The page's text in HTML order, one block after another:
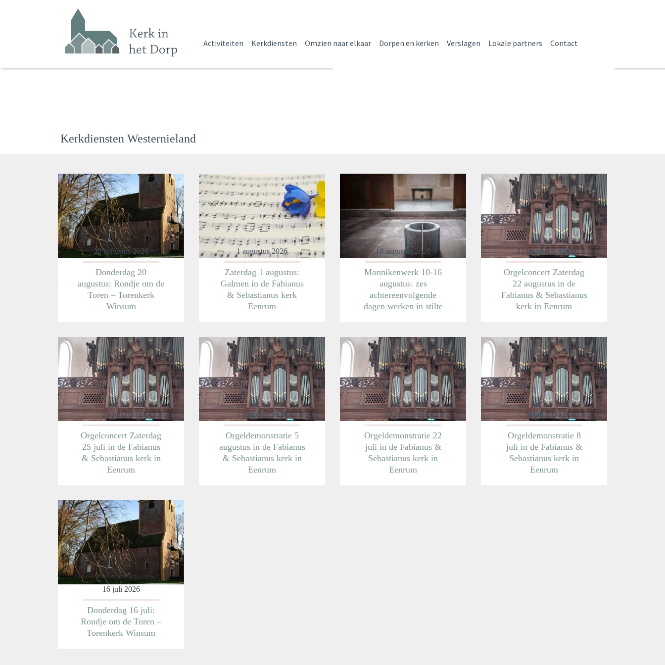
Activiteiten Kerkdiensten Omzien naar elkaar Dorpen en kerken Verslagen Lokale partners Contact
Kerkdiensten Westernieland
20 augustus 2026
Donderdag 20
augustus: Rondje om de
Toren – Torenkerk
Winsum
Meer informatie
1 augustus 2026
Zaterdag 1 augustus:
Galmen in de Fabianus
& Sebastianus kerk
Eenrum
Meer informatie
10 augustus 2026
Monnikenwerk 10-16
augustus: zes
achtereenvolgende
dagen werken in stilte
Meer informatie
22 augustus 2026
Orgelconcert Zaterdag
22 augustus in de
Fabianus & Sebastianus
kerk in Eenrum
Meer informatie
25 juli 2026
Orgelconcert Zaterdag
25 juli in de Fabianus
& Sebastianus kerk in
Eenrum
Meer informatie
5 augustus 2026
Orgeldemonstratie 5
augustus in de Fabianus
& Sebastianus kerk in
Eenrum
22 juli 2026
Orgeldemonstratie 22
juli in de Fabianus &
Sebastianus kerk in
Eenrum
8 juli 2026
Orgeldemonstratie 8
juli in de Fabianus &
Sebastianus kerk in
Eenrum
16 juli 2026
Donderdag 16 juli:
Rondje om de Toren –
Torenkerk Winsum